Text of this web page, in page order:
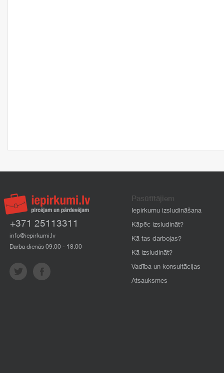
+371 25113311
info@iepirkumi.lv
Darba dienās 09:00 - 18:00
Pasūtītājiem
Iepirkumu izsludināšana
Kāpēc izsludināt?
Kā tas darbojas?
Kā izsludināt?
Vadība un konsultācijas
Atsauksmes